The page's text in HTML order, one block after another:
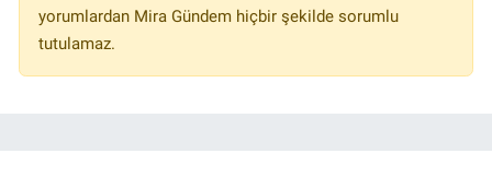
yorumlardan Mira Gündem hiçbir şekilde sorumlu
tutulamaz.